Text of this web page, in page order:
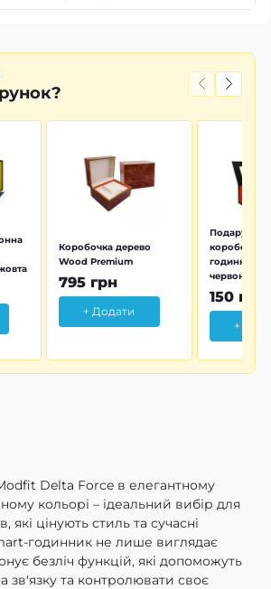
Коробочка дерево
Wood Premium
795 грн
+ Додати
коробочка
годинника
червона
150 грн
+
Delta Force в елегантному
кольорі – ідеальний вибір для
які цінують стиль та сучасні
годинник не лише виглядає
безліч функцій, які допоможуть
зв'язку та контролювати своє